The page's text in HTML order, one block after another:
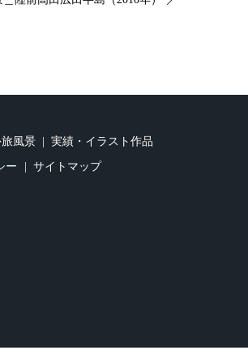
風景 実績・イラスト作品
ー サイトマップ